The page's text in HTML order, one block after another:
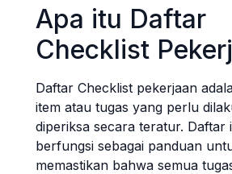
Apa itu Daftar
Checklist
Daftar Checklist pekerjaan
item atau tugas yang perlu
diperiksa secara teratur. Daftar
berfungsi sebagai panduan
memastikan bahwa semua